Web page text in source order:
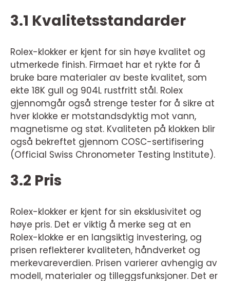
3.1 Kvalitetsstandarder
Rolex-klokker er kjent for sin høye kvalitet og
utmerkede finish. Firmaet har et rykte for å
bruke bare materialer av beste kvalitet, som
ekte 18K gull og 904L rustfritt stål. Rolex
gjennomgår også strenge tester for å sikre at
hver klokke er motstandsdyktig mot vann,
magnetisme og støt. Kvaliteten på klokken blir
også bekreftet gjennom COSC-sertifisering
(Official Swiss Chronometer Testing Institute).
3.2 Pris
Rolex-klokker er kjent for sin eksklusivitet og
høye pris. Det er viktig å merke seg at en
Rolex-klokke er en langsiktig investering, og
prisen reflekterer kvaliteten, håndverket og
merkevareverdien. Prisen varierer avhengig av
modell, materialer og tilleggsfunksjoner. Det er